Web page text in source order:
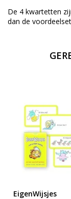
De 4 kwartetten
dan de
EigenWijsjes